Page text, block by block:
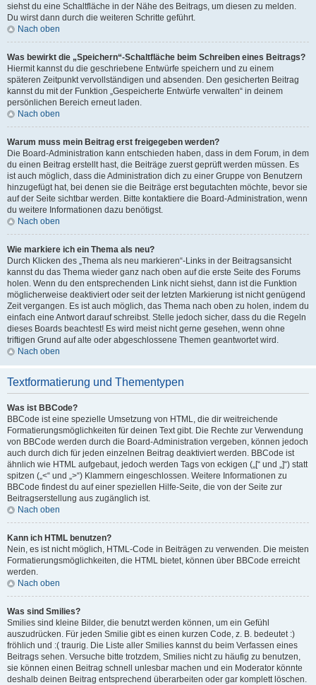
siehst du eine Schaltfläche in der Nähe des Beitrags, um diesen zu melden.
Du wirst dann durch die weiteren Schritte geführt.
Nach oben
Was bewirkt die „Speichern“-Schaltfläche beim Schreiben eines Beitrags?
Hiermit kannst du die geschriebene Entwürfe speichern und zu einem
späteren Zeitpunkt vervollständigen und absenden. Den gesicherten Beitrag
kannst du mit der Funktion „Gespeicherte Entwürfe verwalten“ in deinem
persönlichen Bereich erneut laden.
Nach oben
Warum muss mein Beitrag erst freigegeben werden?
Die Board-Administration kann entschieden haben, dass in dem Forum, in dem
du einen Beitrag erstellt hast, die Beiträge zuerst geprüft werden müssen. Es
ist auch möglich, dass die Administration dich zu einer Gruppe von Benutzern
hinzugefügt hat, bei denen sie die Beiträge erst begutachten möchte, bevor sie
auf der Seite sichtbar werden. Bitte kontaktiere die Board-Administration, wenn
du weitere Informationen dazu benötigst.
Nach oben
Wie markiere ich ein Thema als neu?
Durch Klicken des „Thema als neu markieren“-Links in der Beitragsansicht
kannst du das Thema wieder ganz nach oben auf die erste Seite des Forums
holen. Wenn du den entsprechenden Link nicht siehst, dann ist die Funktion
möglicherweise deaktiviert oder seit der letzten Markierung ist nicht genügend
Zeit vergangen. Es ist auch möglich, das Thema nach oben zu holen, indem du
einfach eine Antwort darauf schreibst. Stelle jedoch sicher, dass du die Regeln
dieses Boards beachtest! Es wird meist nicht gerne gesehen, wenn ohne
triftigen Grund auf alte oder abgeschlossene Themen geantwortet wird.
Nach oben
Textformatierung und Thementypen
Was ist BBCode?
BBCode ist eine spezielle Umsetzung von HTML, die dir weitreichende
Formatierungsmöglichkeiten für deinen Text gibt. Die Rechte zur Verwendung
von BBCode werden durch die Board-Administration vergeben, können jedoch
auch durch dich für jeden einzelnen Beitrag deaktiviert werden. BBCode ist
ähnlich wie HTML aufgebaut, jedoch werden Tags von eckigen („[“ und „]“) statt
spitzen („<“ und „>“) Klammern eingeschlossen. Weitere Informationen zu
BBCode findest du auf einer speziellen Hilfe-Seite, die von der Seite zur
Beitragserstellung aus zugänglich ist.
Nach oben
Kann ich HTML benutzen?
Nein, es ist nicht möglich, HTML-Code in Beiträgen zu verwenden. Die meisten
Formatierungsmöglichkeiten, die HTML bietet, können über BBCode erreicht
werden.
Nach oben
Was sind Smilies?
Smilies sind kleine Bilder, die benutzt werden können, um ein Gefühl
auszudrücken. Für jeden Smilie gibt es einen kurzen Code, z. B. bedeutet :)
fröhlich und :( traurig. Die Liste aller Smilies kannst du beim Verfassen eines
Beitrags sehen. Versuche bitte trotzdem, Smilies nicht zu häufig zu benutzen,
sie können einen Beitrag schnell unlesbar machen und ein Moderator könnte
deshalb deinen Beitrag entsprechend überarbeiten oder gar komplett löschen.